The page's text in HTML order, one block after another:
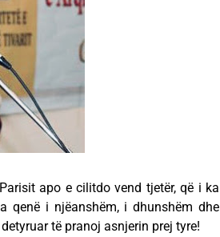
apo e cilitdo vend tjetër, që i ka
qenë i njëanshëm, i dhunshëm dhe
të pranoj asnjerin prej tyre!